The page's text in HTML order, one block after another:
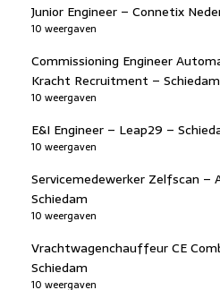
Junior Engineer – Connetix
10 weergaven
Commissioning Engineer
Kracht Recruitment – Schiedam
10 weergaven
E&I Engineer – Leap29 –
10 weergaven
Servicemedewerker Zelfscan –
Schiedam
10 weergaven
Vrachtwagenchauffeur CE
Schiedam
10 weergaven